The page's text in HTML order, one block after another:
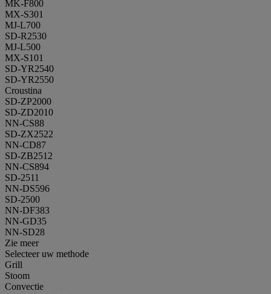
MK-F800
MX-S301
MJ-L700
SD-R2530
MJ-L500
MX-S101
SD-YR2540
SD-YR2550
Croustina
SD-ZP2000
SD-ZD2010
NN-CS88
SD-ZX2522
NN-CD87
SD-ZB2512
NN-CS894
SD-2511
NN-DS596
SD-2500
NN-DF383
NN-GD35
NN-SD28
Zie meer
Selecteer uw methode
Grill
Stoom
Convectie